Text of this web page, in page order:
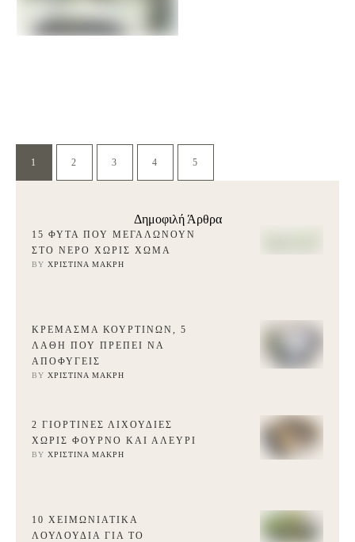
1 2 3 4 5
Δημοφιλή Άρθρα
15 ΦΥΤΆ ΠΟΥ ΜΕΓΑΛΏΝΟΥΝ
ΣΤΟ ΝΕΡΌ ΧΩΡΊΣ ΧΏΜΑ
BY ΧΡΙΣΤΊΝΑ ΜΑΚΡΉ
ΚΡΈΜΑΣΜΑ ΚΟΥΡΤΙΝΏΝ, 5
ΛΆΘΗ ΠΟΥ ΠΡΈΠΕΙ ΝΑ
ΑΠΟΦΎΓΕΙΣ
BY ΧΡΙΣΤΊΝΑ ΜΑΚΡΉ
2 ΓΙΟΡΤΙΝΈΣ ΛΙΧΟΥΔΙΈΣ
ΧΩΡΊΣ ΦΟΎΡΝΟ ΚΑΙ ΑΛΕΎΡΙ
BY ΧΡΙΣΤΊΝΑ ΜΑΚΡΉ
10 ΧΕΙΜΩΝΙΆΤΙΚΑ
ΛΟΥΛΟΎΔΙΑ ΓΙΑ ΤΟ